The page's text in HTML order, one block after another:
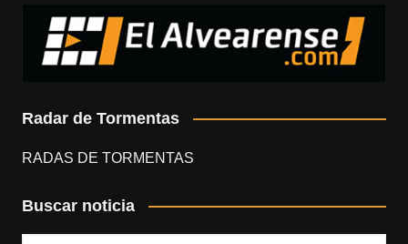
Radar de Tormentas
RADAS DE TORMENTAS
Buscar noticia